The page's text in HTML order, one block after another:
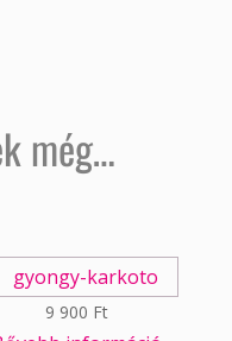
még…
9 900 Ft